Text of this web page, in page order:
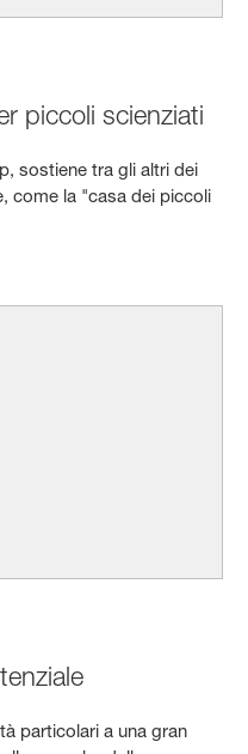
piccoli scienziati
sostiene tra gli altri dei
come la "casa dei piccoli
particolari a una gran